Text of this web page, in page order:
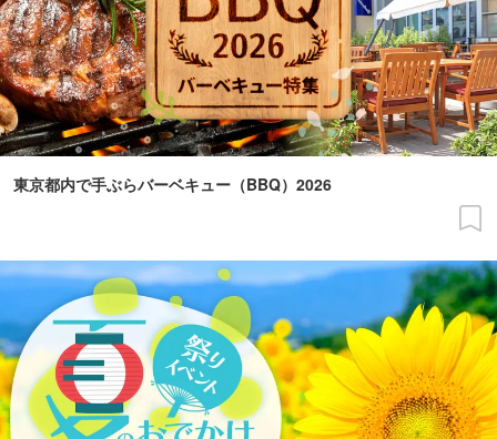
東京都内で手ぶらバーベキュー（BBQ）2026